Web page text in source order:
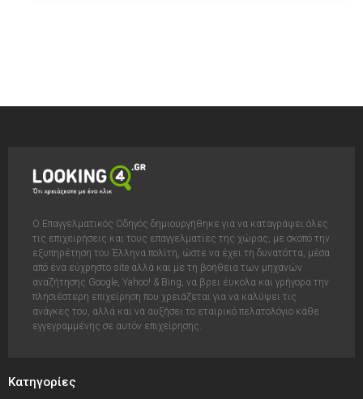
Ο Επαγγελματικός Οδηγός δημιουργήθηκε για να καταγράψει όλες
τις επιχειρήσεις και τους επαγγελματίες της χώρας, με σκοπό την
εξυπηρέτηση του Έλληνα πολίτη, ώστε να έχει τη δυνατόττα, μέσα
από ένα εύχρηστο site αλλά και με τη βοήθεια των μηχανών
αναζήτησης Google, Yahoo! & Bing, να βρει έυκολα και γρήγορα την
πλησιέστερη επιχείρηση που χρειάζεται για να καλύψει τις
ανάγκες του, αλλά και να αυξήσει το εταιρικό πελατολόγιο κάθε
εγγεγραμμένης σε αυτόν επιχείρησης.
Κατηγορίες